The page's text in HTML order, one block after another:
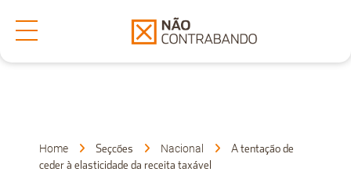
Denuncia
Home Seçcões Nacional
A tentação de
ceder à elasticidade da receita taxável